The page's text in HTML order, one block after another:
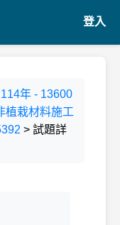
登入
114年 - 13600
植栽材料施工
> 試題詳